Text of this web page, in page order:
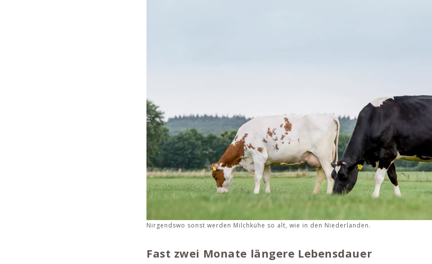
Nirgendswo sonst werden Milchkühe so alt, wie in den Niederlanden.
Fast zwei Monate längere Lebensdauer